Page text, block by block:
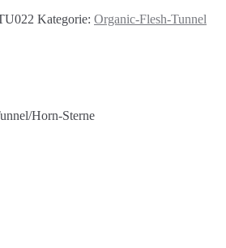
Kategorie: Organic-Flesh-Tunnel
Horn-Sterne